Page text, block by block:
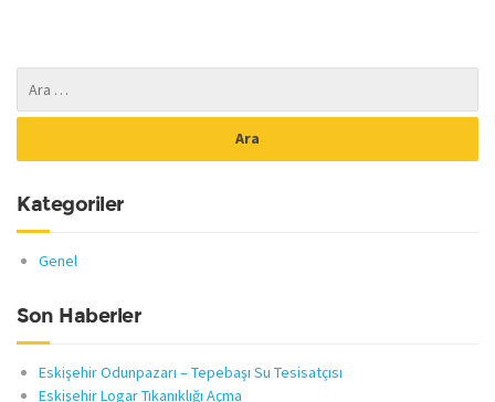
Kategoriler
Genel
Son Haberler
Eskişehir Odunpazarı – Tepebaşı Su Tesisatçısı
Eskişehir Logar Tıkanıklığı Açma